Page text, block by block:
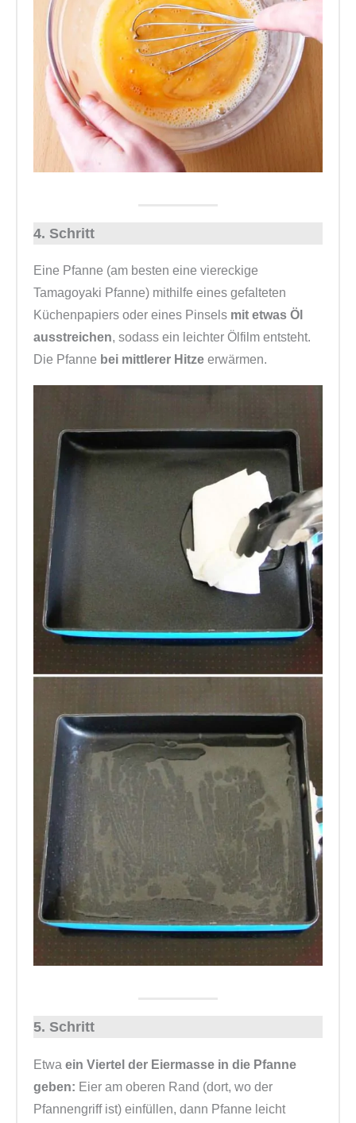
4. Schritt
Eine Pfanne (am besten eine viereckige
Tamagoyaki Pfanne) mithilfe eines gefalteten
Küchenpapiers oder eines Pinsels mit etwas Öl
ausstreichen, sodass ein leichter Ölfilm entsteht.
Die Pfanne bei mittlerer Hitze erwärmen.
5. Schritt
Etwa ein Viertel der Eiermasse in die Pfanne
geben: Eier am oberen Rand (dort, wo der
Pfannengriff ist) einfüllen, dann Pfanne leicht